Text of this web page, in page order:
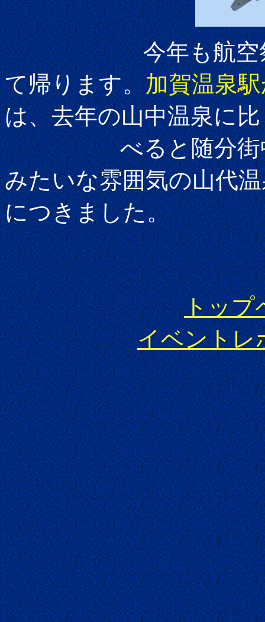
今年も航空祭終了
て帰ります。加賀温泉
は、去年の山中温泉に比
べると随分街中に
みたいな雰囲気の山代
につきました。
トップ
イベントレ